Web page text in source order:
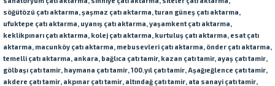
söğütözü çatı aktarma, şaşmaz çatı aktarma, turan güneş çatı aktarma,
ufuktepe çatı aktarma, uyanış çatı aktarma, yaşamkentçatı aktarma,
keklikpınarı çatı aktarma, kolej çatı aktarma, kurtuluş çatı aktarma, esatçatı
aktarma, macunköy çatı aktarma, mebusevleri çatı aktarma, önder çatı aktarma,
temelli çatı aktarma, ankara, bağlıca çatı tamir, kazan çatı tamir, ayaş çatı tamir,
gölbaşı çatı tamir, haymana çatı tamir, 100.yıl çatı tamir, Aşağıeğlence çatı tamir,
akdere çatı tamir, akpınar çatı tamir, altındağ çatı tamir, ata sanayi çatı tamir,